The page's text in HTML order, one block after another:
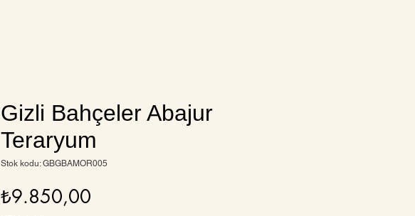
Gizli Bahçeler Abajur
Teraryum
Stok kodu: GBGBAMOR005
₺9.850,00